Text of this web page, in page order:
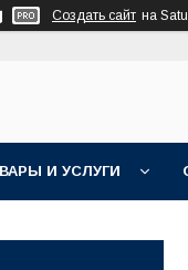
Создать сайт на
И УСЛУГИ